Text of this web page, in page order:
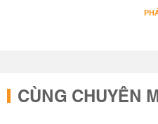
CÙNG CHUYÊN